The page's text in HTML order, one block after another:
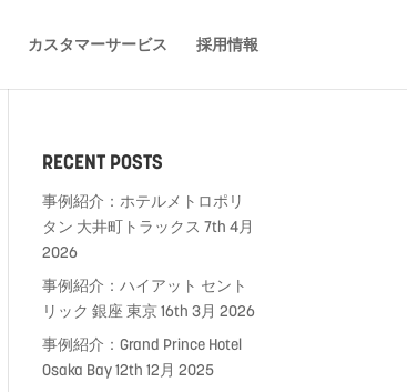
カスタマーサービス 採用情報
RECENT POSTS
事例紹介：ホテルメトロポリ
タン 大井町トラックス 7th 4月
2026
事例紹介：ハイアット セント
リック 銀座 東京16th 3月 2026
事例紹介：Grand Prince Hotel
Osaka Bay12th 12月 2025